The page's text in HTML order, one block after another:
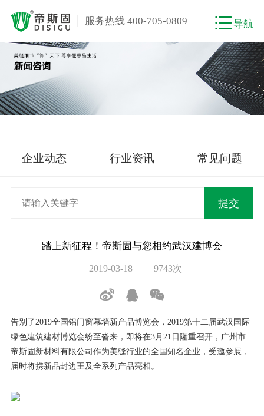
服务热线 400-705-0809 导航
企业动态 行业资讯 常见问题
踏上新征程！帝斯固与您相约武汉建博会
2019-03-18 9743次
告别了2019全国铝门窗幕墙新产品博览会，2019第十二届武汉国际
绿色建筑建材博览会纷至沓来，即将在3月21日隆重召开，广州市
帝斯固新材料有限公司作为美缝行业的全国知名企业，受邀参展，
届时将携新品封边王及全系列产品亮相。